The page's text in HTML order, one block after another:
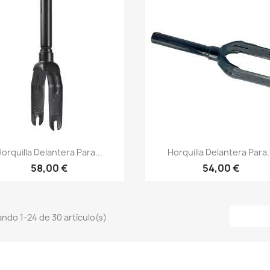
Vista rápida
Delantera Para...
58,00 €
Vista rápida
Horquilla Delantera
54,00 €
1-24 de 30 artículo(s)